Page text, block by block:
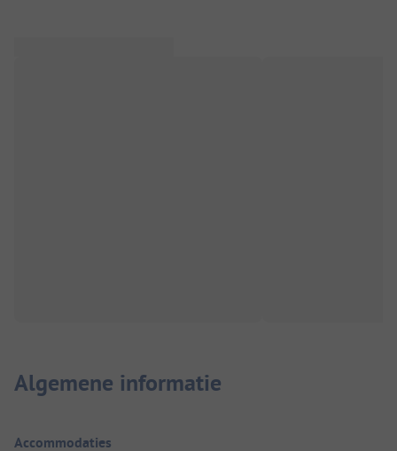
Algemene informatie
Accommodaties